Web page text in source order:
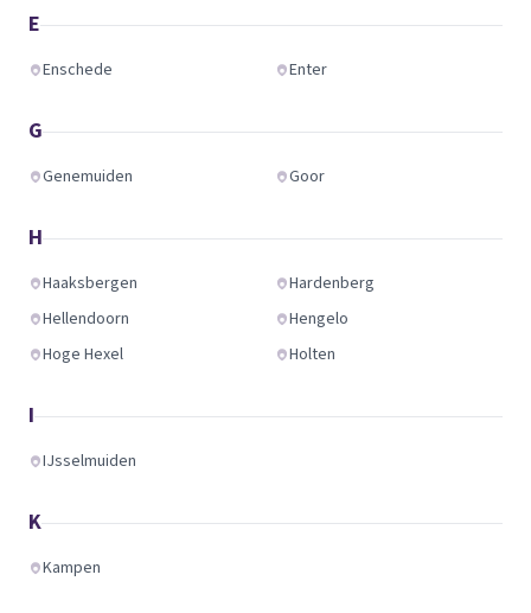
E
Enschede Enter
G
Genemuiden Goor
H
Haaksbergen
Hardenberg
Hellendoorn
Hengelo
Hoge Hexel
Holten
I
IJsselmuiden
K
Kampen